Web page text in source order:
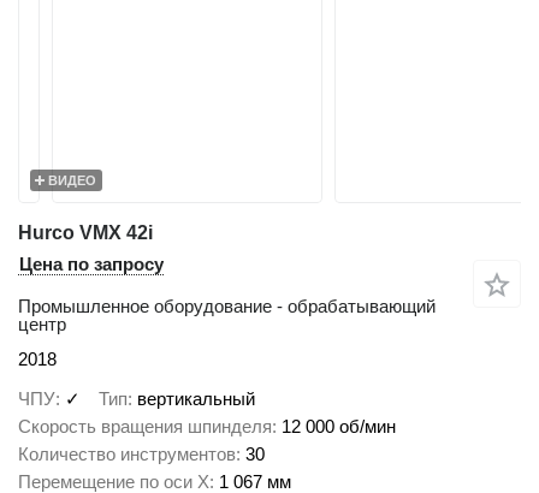
ВИДЕО
Hurco VMX 42i
Цена по запросу
Промышленное оборудование - обрабатывающий
центр
2018
ЧПУ ✓ Тип вертикальный
Скорость вращения шпинделя 12 000 об/мин
Количество инструментов 30
Перемещение по оси X 1 067 мм